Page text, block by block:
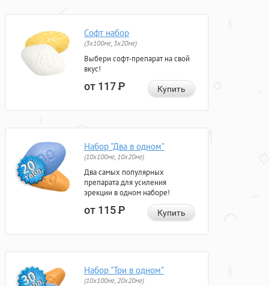
Софт набор
(3x100мг, 3x20мг)
Выбери софт-препарат на свой
вкус!
от 117Р Купить
Набор "Два в одном"
(10x100мг, 10x20мг)
Два самых популярных
препарата для усиления
эрекции в одном наборе!
от 115Р Купить
Набор "Три в одном"
(10x100мг, 20x20мг)